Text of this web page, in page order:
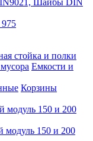
Шайбы DIN
стойка и полки
Емкости и
Корзины
модуль 150 и 200
150 и 200